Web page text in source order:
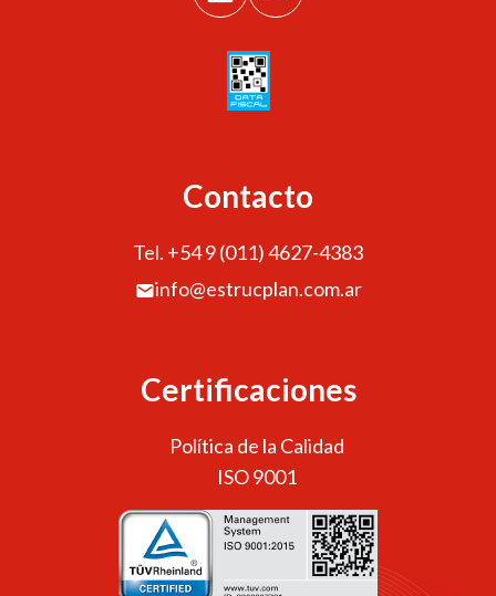
Contacto
Tel. +54 9 (011) 4627-4383
info@estrucplan.com.ar
Certificaciones
Política de la Calidad
ISO 9001